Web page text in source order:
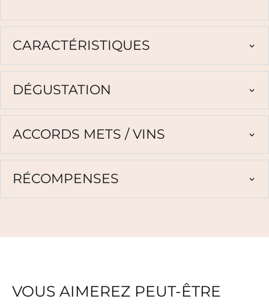
CARACTÉRISTIQUES
DÉGUSTATION
ACCORDS METS / VINS
RÉCOMPENSES
VOUS AIMEREZ PEUT-ÊTRE